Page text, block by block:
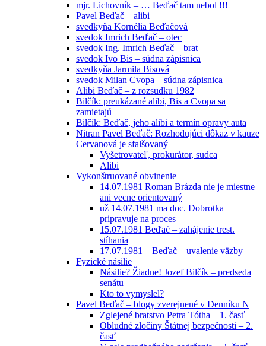
mjr. Lichovník – … Beďač tam nebol !!!
Pavel Beďač – alibi
svedkyňa Kornélia Beďačová
svedok Imrich Beďač – otec
svedok Ing. Imrich Beďač – brat
svedok Ivo Bis – súdna zápisnica
svedkyňa Jarmila Bisová
svedok Milan Cvopa – súdna zápisnica
Alibi Beďač – z rozsudku 1982
Bilčík: preukázané alibi, Bis a Cvopa sa
zamietajú
Bilčík: Beďač, jeho alibi a termín opravy auta
Nitran Pavel Beďač: Rozhodujúci dôkaz v kauze
Cervanová je sfalšovaný
Vyšetrovateľ, prokurátor, sudca
Alibi
Vykonštruované obvinenie
14.07.1981 Roman Brázda nie je miestne
ani vecne orientovaný
už 14.07.1981 ma doc. Dobrotka
pripravuje na proces
15.07.1981 Beďač – zahájenie trest.
stíhania
17.07.1981 – Beďač – uvalenie väzby
Fyzické násilie
Násilie? Žiadne! Jozef Bilčík – predseda
senátu
Kto to vymyslel?
Pavel Beďač – blogy zverejnené v Denníku N
Zglejené bratstvo Petra Tótha – 1. časť
Obludné zločiny Štátnej bezpečnosti – 2.
časť